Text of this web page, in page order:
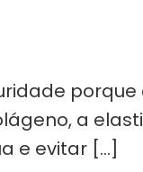
a
e evitar […]